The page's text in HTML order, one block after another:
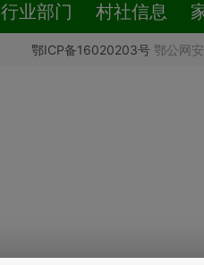
行业部门 村社信息
鄂ICP备16020203号鄂公网